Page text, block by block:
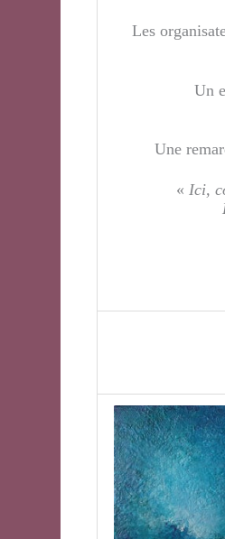
Les
Un
Une
«Ici,